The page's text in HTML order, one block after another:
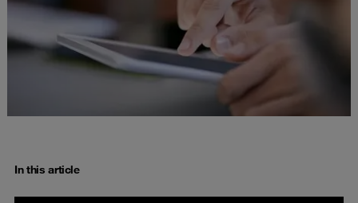
In this article